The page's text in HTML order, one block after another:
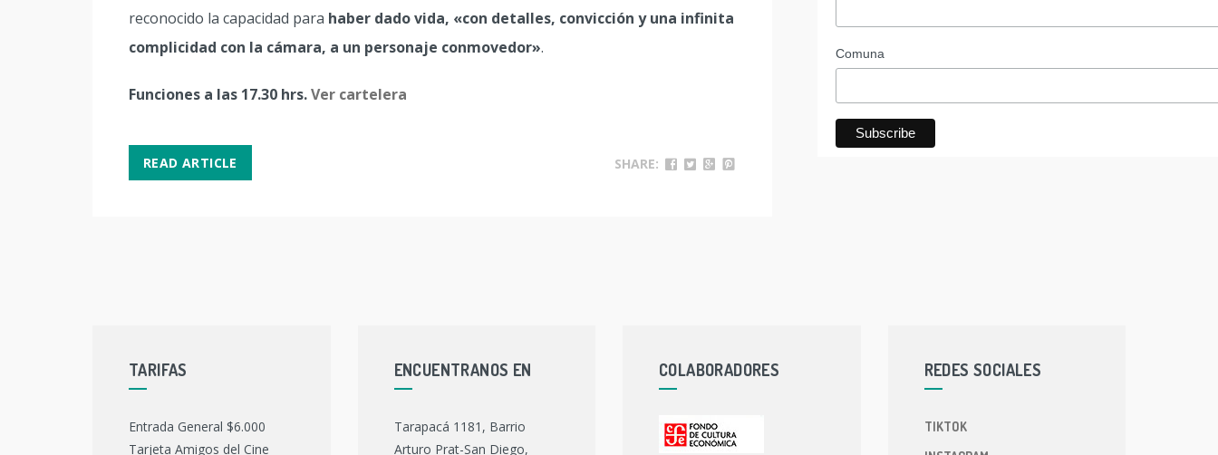
reconocido la capacidad para haber dado vida, «con detalles, convicción y una infinita
complicidad con la cámara, a un personaje conmovedor».
Funciones a las 17.30 hrs.Ver cartelera
READ ARTICLE SHARE:
Comuna
TARIFAS
Entrada General $6.000
Tarjeta Amigos del Cine
ENCUENTRANOS EN
Tarapacá 1181, Barrio
Arturo Prat-San Diego,
COLABORADORES REDES SOCIALES
TIKTOK